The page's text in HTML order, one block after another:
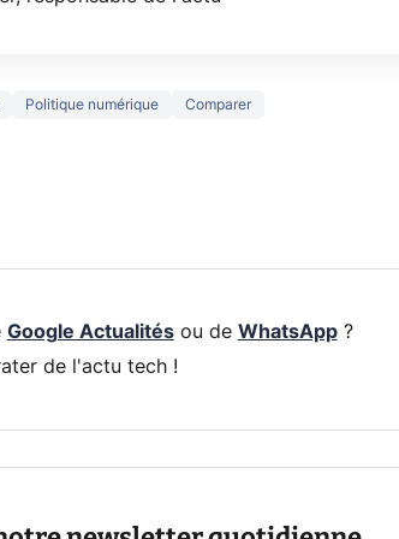
Politique numérique Comparer
Google Actualitésou de WhatsApp?
de l'actu tech !